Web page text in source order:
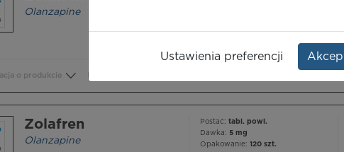
Olanzapine
o produkcie
Zolafren
Olanzapine
Postać: tabl. powl.
Dawka: 5 mg
Opakowanie: 120 szt.
Ustawienia preferencji